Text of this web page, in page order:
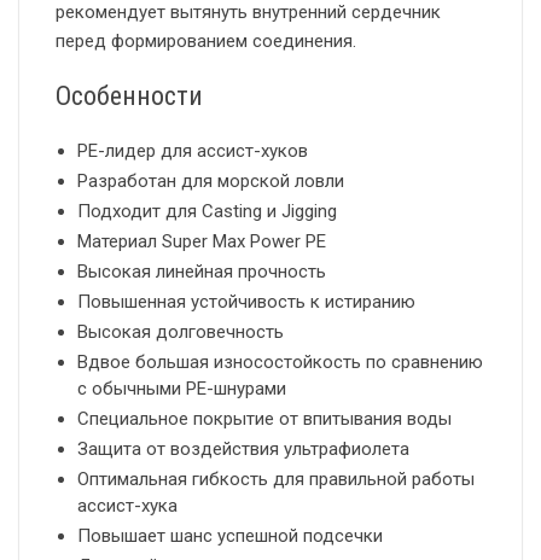
рекомендует вытянуть внутренний сердечник
перед формированием соединения.
Особенности
PE-лидер для ассист-хуков
Разработан для морской ловли
Подходит для Casting и Jigging
Материал Super Max Power PE
Высокая линейная прочность
Повышенная устойчивость к истиранию
Высокая долговечность
Вдвое большая износостойкость по сравнению
с обычными PE-шнурами
Специальное покрытие от впитывания воды
Защита от воздействия ультрафиолета
Оптимальная гибкость для правильной работы
ассист-хука
Повышает шанс успешной подсечки